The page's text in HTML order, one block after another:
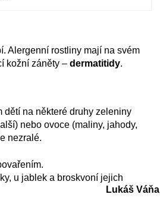
Alergenní rostliny mají na svém
kožní záněty – dermatitidy.
na některé druhy zeleniny
nebo ovoce (maliny, jahody,
nezralé.
u jablek a broskvoní jejich
Lukáš Váňa